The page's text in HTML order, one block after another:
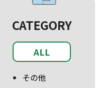
CATEGORY
ALL
その他